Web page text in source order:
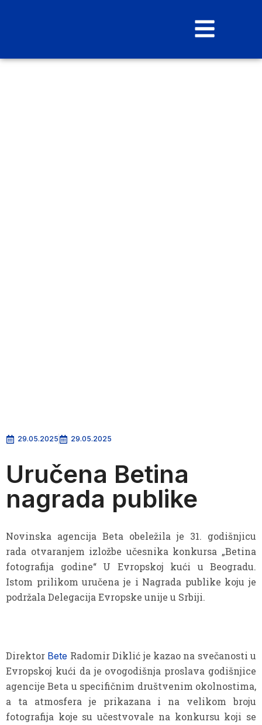
29.05.2025 29.05.2025
Uručena Betina
nagrada publike
Novinska agencija Beta obeležila je 31. godišnjicu
rada otvaranjem izložbe učesnika konkursa „Betina
fotografija godine“ U Evropskoj kući u Beogradu.
Istom prilikom uručena je i Nagrada publike koju je
podržala Delegacija Evropske unije u Srbiji.
Direktor Bete Radomir Diklić je kazao na svečanosti u
Evropskoj kući da je ovogodišnja proslava godišnjice
agencije Beta u specifičnim društvenim okolnostima,
a ta atmosfera je prikazana i na velikom broju
fotografija koje su učestvovale na konkursu koji se